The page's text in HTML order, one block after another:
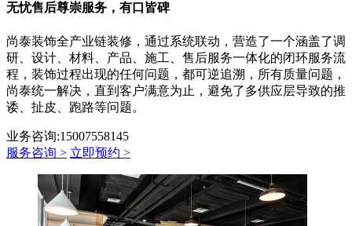
无忧售后尊崇服务，有口皆碑
尚泰装饰全产业链装修，通过系统联动，营造了一个涵盖了调
研、设计、材料、产品、施工、售后服务一体化的闭环服务流
程，装饰过程出现的任何问题，都可逆追溯，所有质量问题，
尚泰统一解决，直到客户满意为止，避免了多供应层导致的推
诿、扯皮、跑路等问题。
业务咨询:15007558145
服务咨询 > 立即预约 >